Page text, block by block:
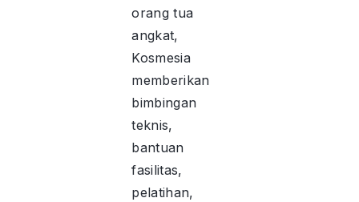
orang tua
angkat,
Kosmesia
memberikan
bimbingan
teknis,
bantuan
fasilitas,
pelatihan,